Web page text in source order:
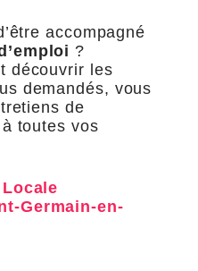
accompagné
?
découvrir les
demandés, vous
de
toutes vos
Germain-en-